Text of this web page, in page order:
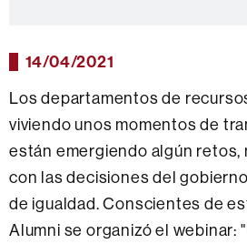
14/04/2021
Los departamentos de
viviendo unos momentos de
están emergiendo algún retos,
con las decisiones del
de igualdad. Conscientes de
Alumni se organizó el webinar: